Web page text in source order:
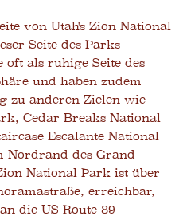
von Utah's Zion National
Seite des Parks
oft als ruhige Seite des
und haben zudem
zu anderen Zielen wie
Cedar Breaks National
Escalante National
Nordrand des Grand
National Park ist über
erreichbar,
die US Route 89